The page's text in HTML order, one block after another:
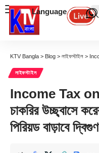
Language
KTV Bangla > Blog > লাইফস্টাইল > Income
লাইফস্টাইল
Income Tax
চাকরির উচ্ছ্বাসে
পিরিয়ড বাড়াবে